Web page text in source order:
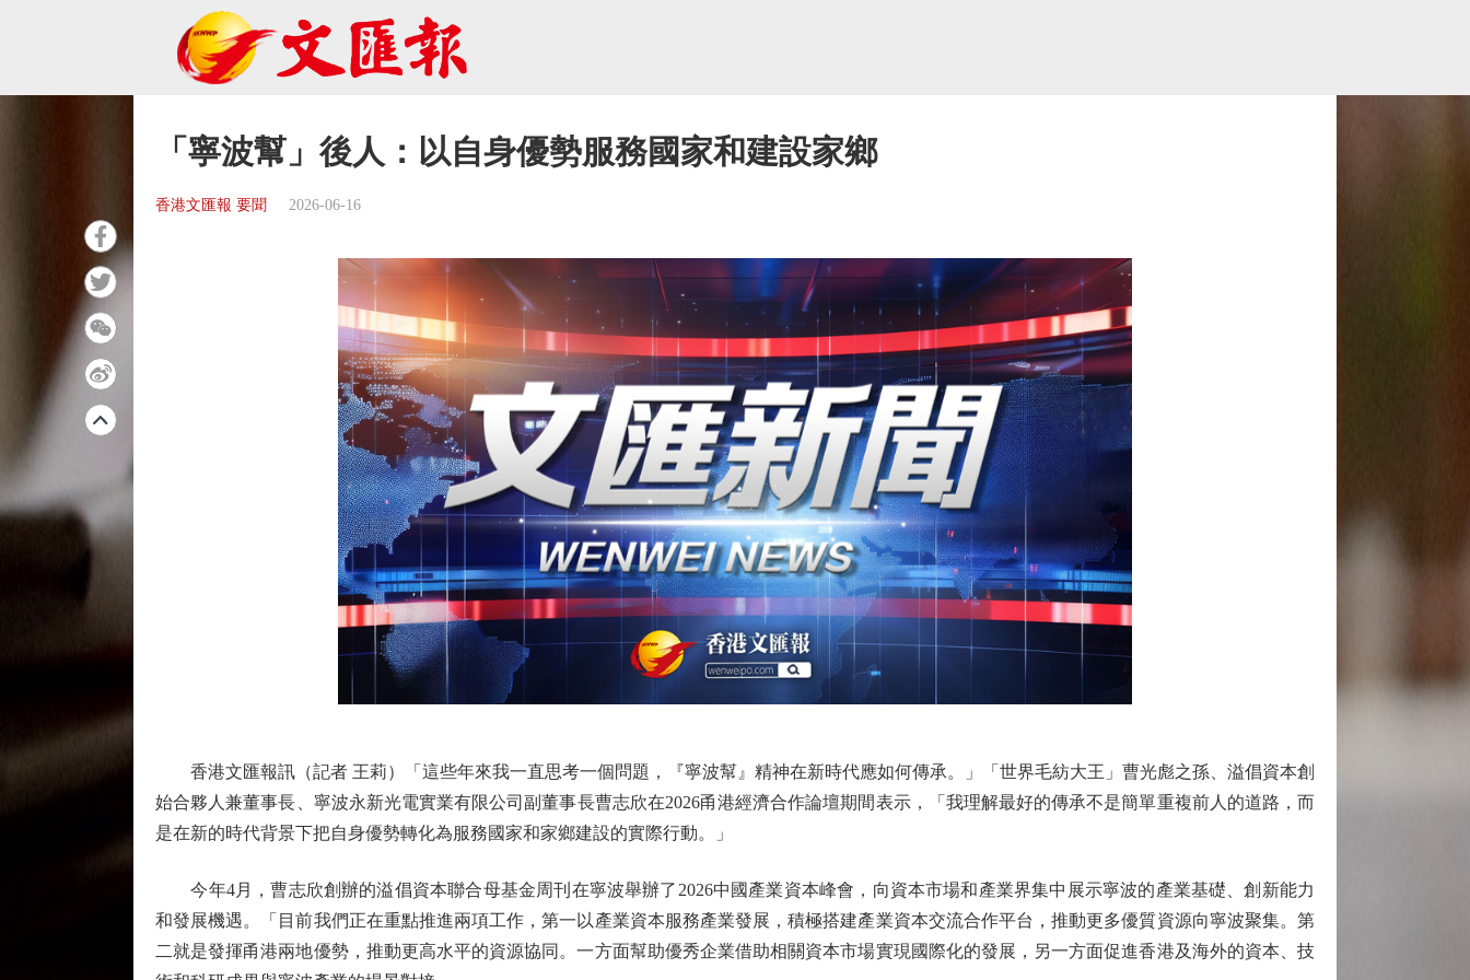
「寧波幫」後人：以自身優勢服務國家和建設家鄉
香港文匯報 要聞 2026-06-16
香港文匯報訊（記者 王莉）「這些年來我一直思考一個問題，『寧波幫』精神在新時代應如何傳承。」「世界毛紡大王」曹光彪之孫、溢倡資本創
始合夥人兼董事長、寧波永新光電實業有限公司副董事長曹志欣在2026甬港經濟合作論壇期間表示，「我理解最好的傳承不是簡單重複前人的道路，而
是在新的時代背景下把自身優勢轉化為服務國家和家鄉建設的實際行動。」
今年4月，曹志欣創辦的溢倡資本聯合母基金周刊在寧波舉辦了2026中國產業資本峰會，向資本市場和產業界集中展示寧波的產業基礎、創新能力
和發展機遇。「目前我們正在重點推進兩項工作，第一以產業資本服務產業發展，積極搭建產業資本交流合作平台，推動更多優質資源向寧波聚集。第
二就是發揮甬港兩地優勢，推動更高水平的資源協同。一方面幫助優秀企業借助相關資本市場實現國際化的發展，另一方面促進香港及海外的資本、技